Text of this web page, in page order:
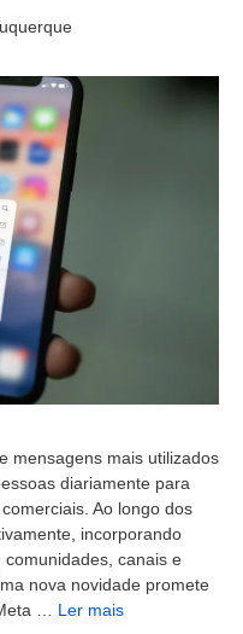
mensagens mais utilizados
diariamente para
Ao longo dos
incorporando
canais e
nova novidade promete
… Ler mais